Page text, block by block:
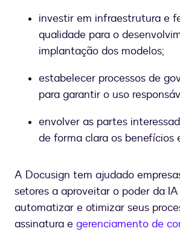
investir em infraestrutura e
qualidade para o
implantação dos modelos;
estabelecer processos de
para garantir o uso
envolver as partes
de forma clara os benefícios
A Docusign tem ajudado
setores a aproveitar o poder da
automatizar e otimizar seus
assinatura e gerenciamento de